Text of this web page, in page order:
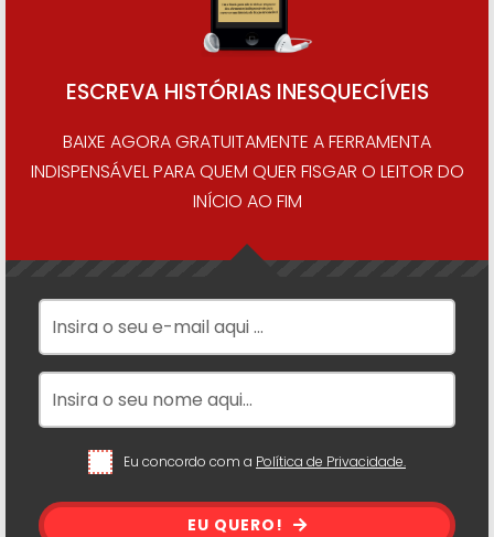
ESCREVA HISTÓRIAS INESQUECÍVEIS
BAIXE AGORA GRATUITAMENTE A FERRAMENTA
INDISPENSÁVEL PARA QUEM QUER FISGAR O LEITOR DO
INÍCIO AO FIM
Eu concordo com a Política de Privacidade.
EU QUERO!